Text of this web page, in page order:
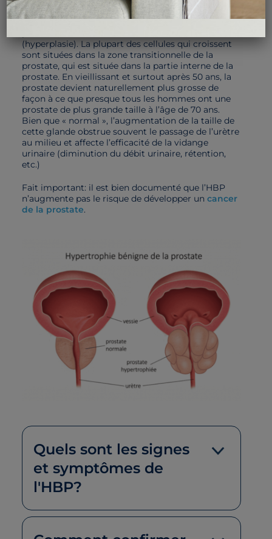
L’hypertrophie bénigne de la prostate (HBP) se
manifeste par une augmentation de taille de la
(hyperplasie). La plupart des cellules qui croissent
sont situées dans la zone transitionnelle de la
prostate, qui est située dans la partie interne de la
prostate. En vieillissant et surtout après 50 ans, la
prostate devient naturellement plus grosse de
façon à ce que presque tous les hommes ont une
prostate de plus grande taille à l’âge de 70 ans.
Bien que « normal », l’augmentation de la taille de
cette glande obstrue souvent le passage de l’urètre
au milieu et affecte l’efficacité de la vidange
urinaire (diminution du débit urinaire, rétention,
etc.)
Fait important: il est bien documenté que l’HBP
n’augmente pas le risque de développer un cancer
de la prostate.
Quels sont les signes
et symptômes de
l'HBP?